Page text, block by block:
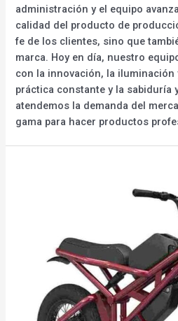
administración y el equipo
calidad del producto de
fe de los clientes, sino que
marca. Hoy en día, nuestro
con la innovación, la
práctica constante y la sabiduría
atendemos la demanda del
gama para hacer productos